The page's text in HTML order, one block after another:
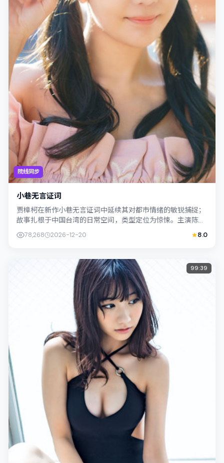
院线同步
小巷无言证词
贾樟柯在新作小巷无言证词中延续其对都市情绪的敏锐捕捉；
故事扎根于中国台湾的日常空间，类型定位为惊悚。主演陈湘
琪、苍井优以克制表演撑起情感内核，整...
78,268 2026-12-20 8.0
99:39